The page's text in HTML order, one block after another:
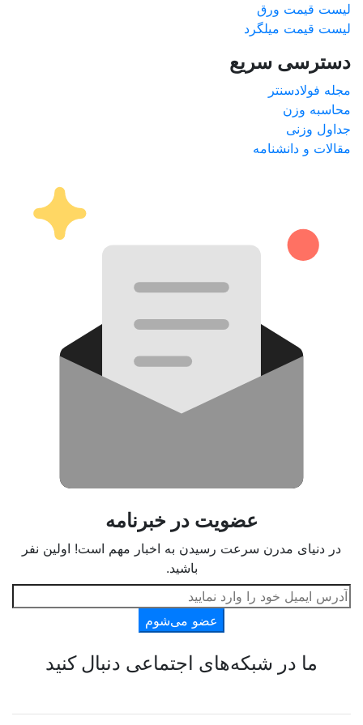
لیست قیمت ورق
لیست قیمت میلگرد
دسترسی سریع
مجله فولادسنتر
محاسبه وزن
جداول وزنی
مقالات و دانشنامه
عضویت در خبرنامه
در دنیای مدرن سرعت رسیدن به اخبار مهم است! اولین نفر
باشید.
عضو می‌شوم
ما در شبکه‌های اجتماعی دنبال کنید